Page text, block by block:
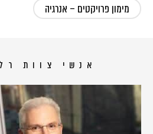
מימון פרויקטים – אנרגיה
אנשי צוות